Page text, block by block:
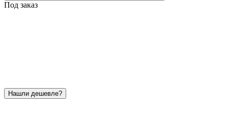
Под заказ
Нашли дешевле?